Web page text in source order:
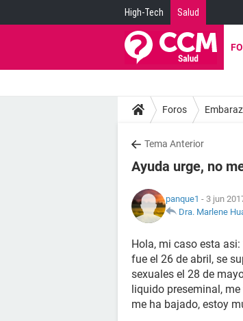
High-Tech Salud
Foros
Tema Anterior
Ayuda urge, no
panque1 - 3 jun
Dra. Marlene
Hola, mi caso esta
fue el 26 de abril, se
sexuales el 28 de
liquido preseminal,
me ha bajado, estoy